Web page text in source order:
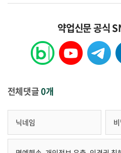
약업신문 공식
전체댓글0개